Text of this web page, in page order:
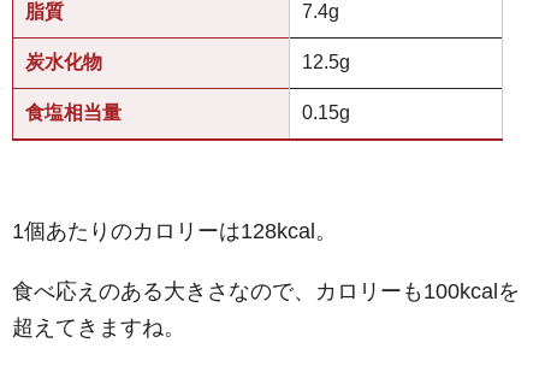
脂質 7.4g
炭水化物 12.5g
食塩相当量 0.15g
1個あたりのカロリーは128kcal。
食べ応えのある大きさなので、カロリーも100kcalを
超えてきますね。